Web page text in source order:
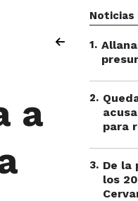
a
Noticias
1.
2.
para
3. De la
los